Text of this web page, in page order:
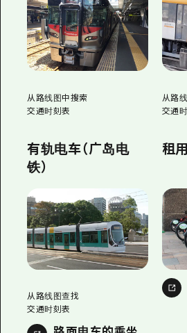
治愈
自然
半天
一日游
1晚2天
广岛表情周游券
广岛免费无线上
照片下载
灾难发生期间的
广岛观光宣传册
从路线图中搜索
交通时刻表
从路
交通
有轨电车（广岛电
铁）
从路线图查找
交通时刻表
租